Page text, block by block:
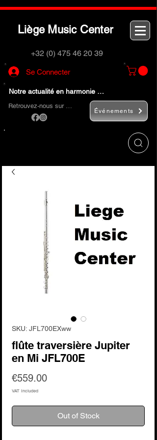
Liège M usic Center
+32 (0) 475 46 20 39
Se Connecter
Notre actualité en harmonie …
Retrouvez-nous sur …
Événements
SKU: JFL700EXww
flûte traversière Jupiter
en Mi JFL700E
€559.00Price
VAT Included
Out of Stock